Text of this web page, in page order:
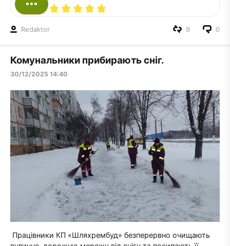
Redaktor 0
9
Комунальники прибирають сніг.
30/12/2025 14:40
Працівники КП «Шляхрембуд» безперервно очищають